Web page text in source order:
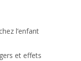
l’enfant
et effets